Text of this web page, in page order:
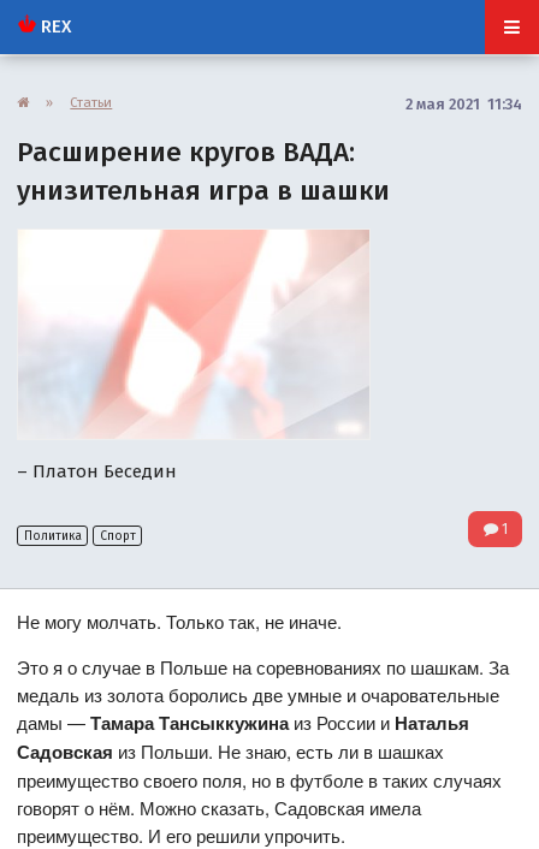
REX
» Статьи 2 мая 2021 11:34
Расширение кругов ВАДА:
унизительная игра в шашки
– Платон Беседин
Политика Спорт 1
Не могу молчать. Только так, не иначе.
Это я о случае в Польше на соревнованиях по шашкам. За
медаль из золота боролись две умные и очаровательные
дамы —Тамара Тансыккужинаиз России и Наталья
Садовская из Польши. Не знаю, есть ли в шашках
преимущество своего поля, но в футболе в таких случаях
говорят о нём. Можно сказать, Садовская имела
преимущество. И его решили упрочить.